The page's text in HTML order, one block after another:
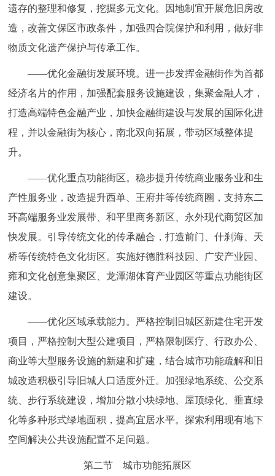
遗存的整理和修复，挖掘多元文化。因地制宜开展危旧房改
造，改善文保区市政条件，加强四合院保护和利用，做好非
物质文化遗产保护与传承工作。
——优化金融街发展环境。进一步发挥金融街作为首都
经济名片的作用，加强配套服务设施建设，集聚金融人才，
打造高端特色金融产业，加快金融街建设与发展的国际化进
程，并以金融街为核心，南北双向拓展，带动区域整体提
升。
——优化重点功能街区。稳步提升传统商业服务业和生
产性服务业，改造提升西单、王府井等传统商圈，支持东二
环高端服务业发展带、和平里商务新区、永外现代商贸区加
快发展。引导传统文化的传承融合，打造前门、什刹海、天
桥等传统特色文化街区。实施好德胜科技园、广安产业园、
雍和文化创意集聚区、龙潭湖体育产业园区等重点功能街区
建设。
——优化区域承载能力。严格控制旧城区新建住宅开发
项目，严格控制大型公建项目，严格限制医疗、行政办公、
商业等大型服务设施的新建和扩建，结合城市功能疏解和旧
城改造积极引导旧城人口适度外迁。加强绿地系统、公交系
统、步行系统建设，增加分散小块绿地、屋顶绿化、垂直绿
化等多种形式绿地面积，提高宜居水平。探索利用现有地下
空间解决公共设施配置不足问题。
第二节 城市功能拓展区